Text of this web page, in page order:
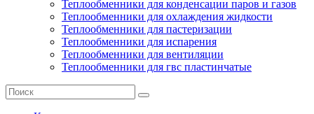
Теплообменники для конденсации паров и газов
Теплообменники для охлаждения жидкости
Теплообменники для пастеризации
Теплообменники для испарения
Теплообменники для вентиляции
Теплообменники для гвс пластинчатые